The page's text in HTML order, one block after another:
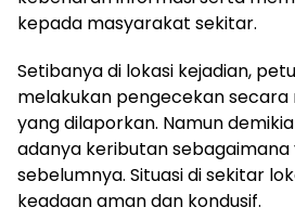
kepada masyarakat sekitar.
Setibanya di lokasi kejadian,
melakukan pengecekan secara
yang dilaporkan. Namun
adanya keributan
sebelumnya. Situasi di sekitar
keadaan aman dan kondusif.